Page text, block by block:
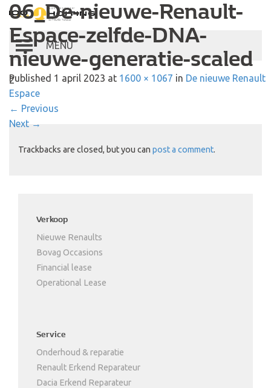
Autobedrijf Hoiting
Toggle
navigation
06_De-nieuwe-Renault-
Espace-zelfde-DNA-
nieuwe-generatie-scaled
Published 1 april 2023 at 1600 × 1067 in De nieuwe Renault
Espace
← Previous
Next →
2
Trackbacks are closed, but you can post a comment.
Verkoop
Nieuwe Renaults
Bovag Occasions
Financial lease
Operational Lease
Service
Onderhoud & reparatie
Renault Erkend Reparateur
Dacia Erkend Reparateur